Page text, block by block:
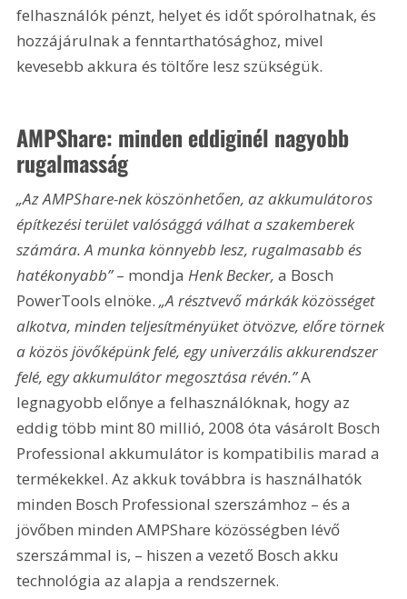
felhasználók pénzt, helyet és időt spórolhatnak, és
hozzájárulnak a fenntarthatósághoz, mivel
kevesebb akkura és töltőre lesz szükségük.
AMPShare: minden eddiginél nagyobb
rugalmasság
„Az AMPShare-nek köszönhetően, az akkumulátoros
építkezési terület valósággá válhat a szakemberek
számára. A munka könnyebb lesz, rugalmasabb és
hatékonyabb” – mondja Henk Becker, a Bosch
PowerTools elnöke. „A résztvevő márkák közösséget
alkotva, minden teljesítményüket ötvözve, előre törnek
a közös jövőképünk felé, egy univerzális akkurendszer
felé, egy akkumulátor megosztása révén.” A
legnagyobb előnye a felhasználóknak, hogy az
eddig több mint 80 millió, 2008 óta vásárolt Bosch
Professional akkumulátor is kompatibilis marad a
termékekkel. Az akkuk továbbra is használhatók
minden Bosch Professional szerszámhoz – és a
jövőben minden AMPShare közösségben lévő
szerszámmal is, – hiszen a vezető Bosch akku
technológia az alapja a rendszernek.